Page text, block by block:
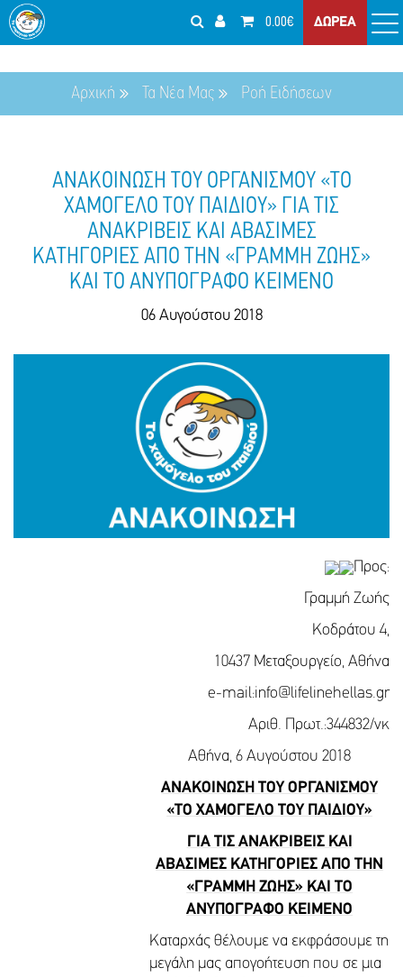
0.00€ ΔΩΡΕΑ
Αρχική Τα Νέα Μας Ροή Ειδήσεων
ΑΝΑΚΟΙΝΩΣΗ ΤΟΥ ΟΡΓΑΝΙΣΜΟΥ «ΤΟ
ΧΑΜΟΓΕΛΟ ΤΟΥ ΠΑΙΔΙΟΥ» ΓΙΑ ΤΙΣ
ΑΝΑΚΡΙΒΕΙΣ ΚΑΙ ΑΒΑΣΙΜΕΣ
ΚΑΤΗΓΟΡΙΕΣ ΑΠΟ ΤΗΝ «ΓΡΑΜΜΗ ΖΩΗΣ»
ΚΑΙ ΤΟ ΑΝΥΠΟΓΡΑΦΟ ΚΕΙΜΕΝΟ
06 Αυγούστου 2018
Προς:
Γραμμή Ζωής
Κοδράτου 4,
10437 Μεταξουργείο, Αθήνα
e-mail:info@lifelinehellas.gr
Αριθ. Πρωτ.:344832/νκ
Αθήνα, 6 Αυγούστου 2018
ΑΝΑΚΟΙΝΩΣΗ ΤΟΥ ΟΡΓΑΝΙΣΜΟΥ
«ΤΟ ΧΑΜΟΓΕΛΟ ΤΟΥ ΠΑΙΔΙΟΥ»
ΓΙΑ ΤΙΣ ΑΝΑΚΡΙΒΕΙΣ ΚΑΙ
ΑΒΑΣΙΜΕΣ ΚΑΤΗΓΟΡΙΕΣ ΑΠΟ ΤΗΝ
«ΓΡΑΜΜΗ ΖΩΗΣ» ΚΑΙ ΤΟ
ΑΝΥΠΟΓΡΑΦΟ ΚΕΙΜΕΝΟ
Καταρχάς θέλουμε να εκφράσουμε τη
μεγάλη μας απογοήτευση που σε μια